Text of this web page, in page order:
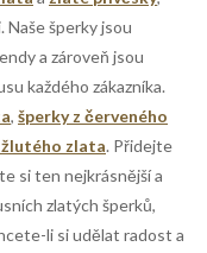
Naše šperky jsou
a zároveň jsou
každého zákazníka.
, šperky z červeného
žlutého zlata. Přidejte
si ten nejkrásnější a
zlatých šperků,
li si udělat radost a